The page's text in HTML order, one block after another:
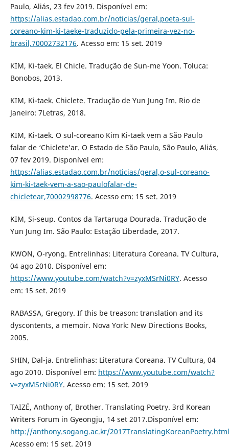
Paulo, Aliás, 23 fev 2019. Disponível em:
https://alias.estadao.com.br/noticias/geral,poeta-sul-
coreano-kim-ki-taeke-traduzido-pela-primeira-vez-no-
brasil,70002732176. Acesso em: 15 set. 2019
KIM, Ki-taek. El Chicle. Tradução de Sun-me Yoon. Toluca:
Bonobos, 2013.
KIM, Ki-taek. Chiclete. Tradução de Yun Jung Im. Rio de
Janeiro: 7Letras, 2018.
KIM, Ki-taek. O sul-coreano Kim Ki-taek vem a São Paulo
falar de ‘Chiclete’ar. O Estado de São Paulo, São Paulo, Aliás,
07 fev 2019. Disponível em:
https://alias.estadao.com.br/noticias/geral,o-sul-coreano-
kim-ki-taek-vem-a-sao-paulofalar-de-
chicletear,70002998776. Acesso em: 15 set. 2019
KIM, Si-seup. Contos da Tartaruga Dourada. Tradução de
Yun Jung Im. São Paulo: Estação Liberdade, 2017.
KWON, O-ryong. Entrelinhas: Literatura Coreana. TV Cultura,
04 ago 2010. Disponível em:
https://www.youtube.com/watch?v=zyxMSrNi0RY. Acesso
em: 15 set. 2019
RABASSA, Gregory. If this be treason: translation and its
dyscontents, a memoir. Nova York: New Directions Books,
2005.
SHIN, Dal-ja. Entrelinhas: Literatura Coreana. TV Cultura, 04
ago 2010. Disponível em: https://www.youtube.com/watch?
v=zyxMSrNi0RY. Acesso em: 15 set. 2019
TAIZÉ, Anthony of, Brother. Translating Poetry. 3rd Korean
Writers Forum in Gyeongju, 14 set 2017.Disponível em:
http://anthony.sogang.ac.kr/2017TranslatingKoreanPoetry.html
Acesso em: 15 set. 2019